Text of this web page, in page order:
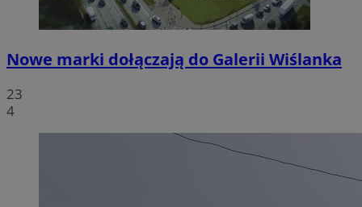
Nowe marki dołączają do Galerii Wiślanka
23
4